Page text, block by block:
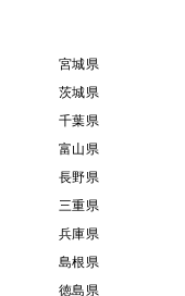
宮城県
茨城県
千葉県
富山県
長野県
三重県
兵庫県
島根県
徳島県